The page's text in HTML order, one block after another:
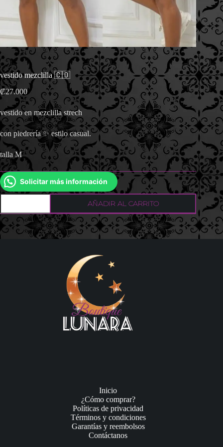
vestido mezclilla 🇨🇴
₡27.000
vestido en mezclilla strech
con piedrería ✨ estilo casual.
talla M
Solicitar más información
vestido
🇨🇴
cantidad
AÑADIR AL CARRITO
Inicio
¿Cómo comprar?
Políticas de privacidad
Términos y condiciones
Garantías y reembolsos
Contáctanos